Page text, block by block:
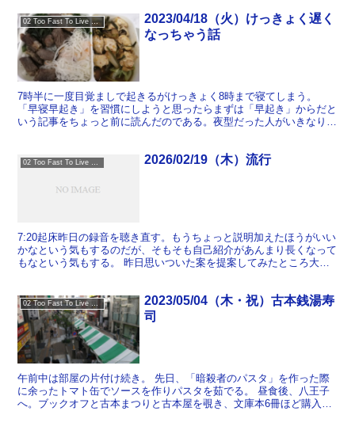
02 Too Fast To Live Too Young To Die
2023/04/18（火）けっきょく遅く
なっちゃう話
7時半に一度目覚ましで起きるがけっきょく8時まで寝てしまう。
「早寝早起き」を習慣にしようと思ったらまずは「早起き」からだと
いう記事をちょっと前に読んだのである。夜型だった人がいきなり早
2026/02/19（木）流行
7:20起床昨日の録音を聴き直す。もうちょっと説明加えたほうがいい
かなという気もするのだが、そもそも自己紹介があんまり長くなって
もなという気もする。 昨日思いついた案を提案してみたところ大変
2023/05/04（木・祝）古本銭湯寿
司
午前中は部屋の片付け続き。 先日、「暗殺者のパスタ」を作った際
に余ったトマト缶でソースを作りパスタを茹でる。 昼食後、八王子
へ。ブックオフと古本まつりと古本屋を覗き、文庫本6冊ほど購入。